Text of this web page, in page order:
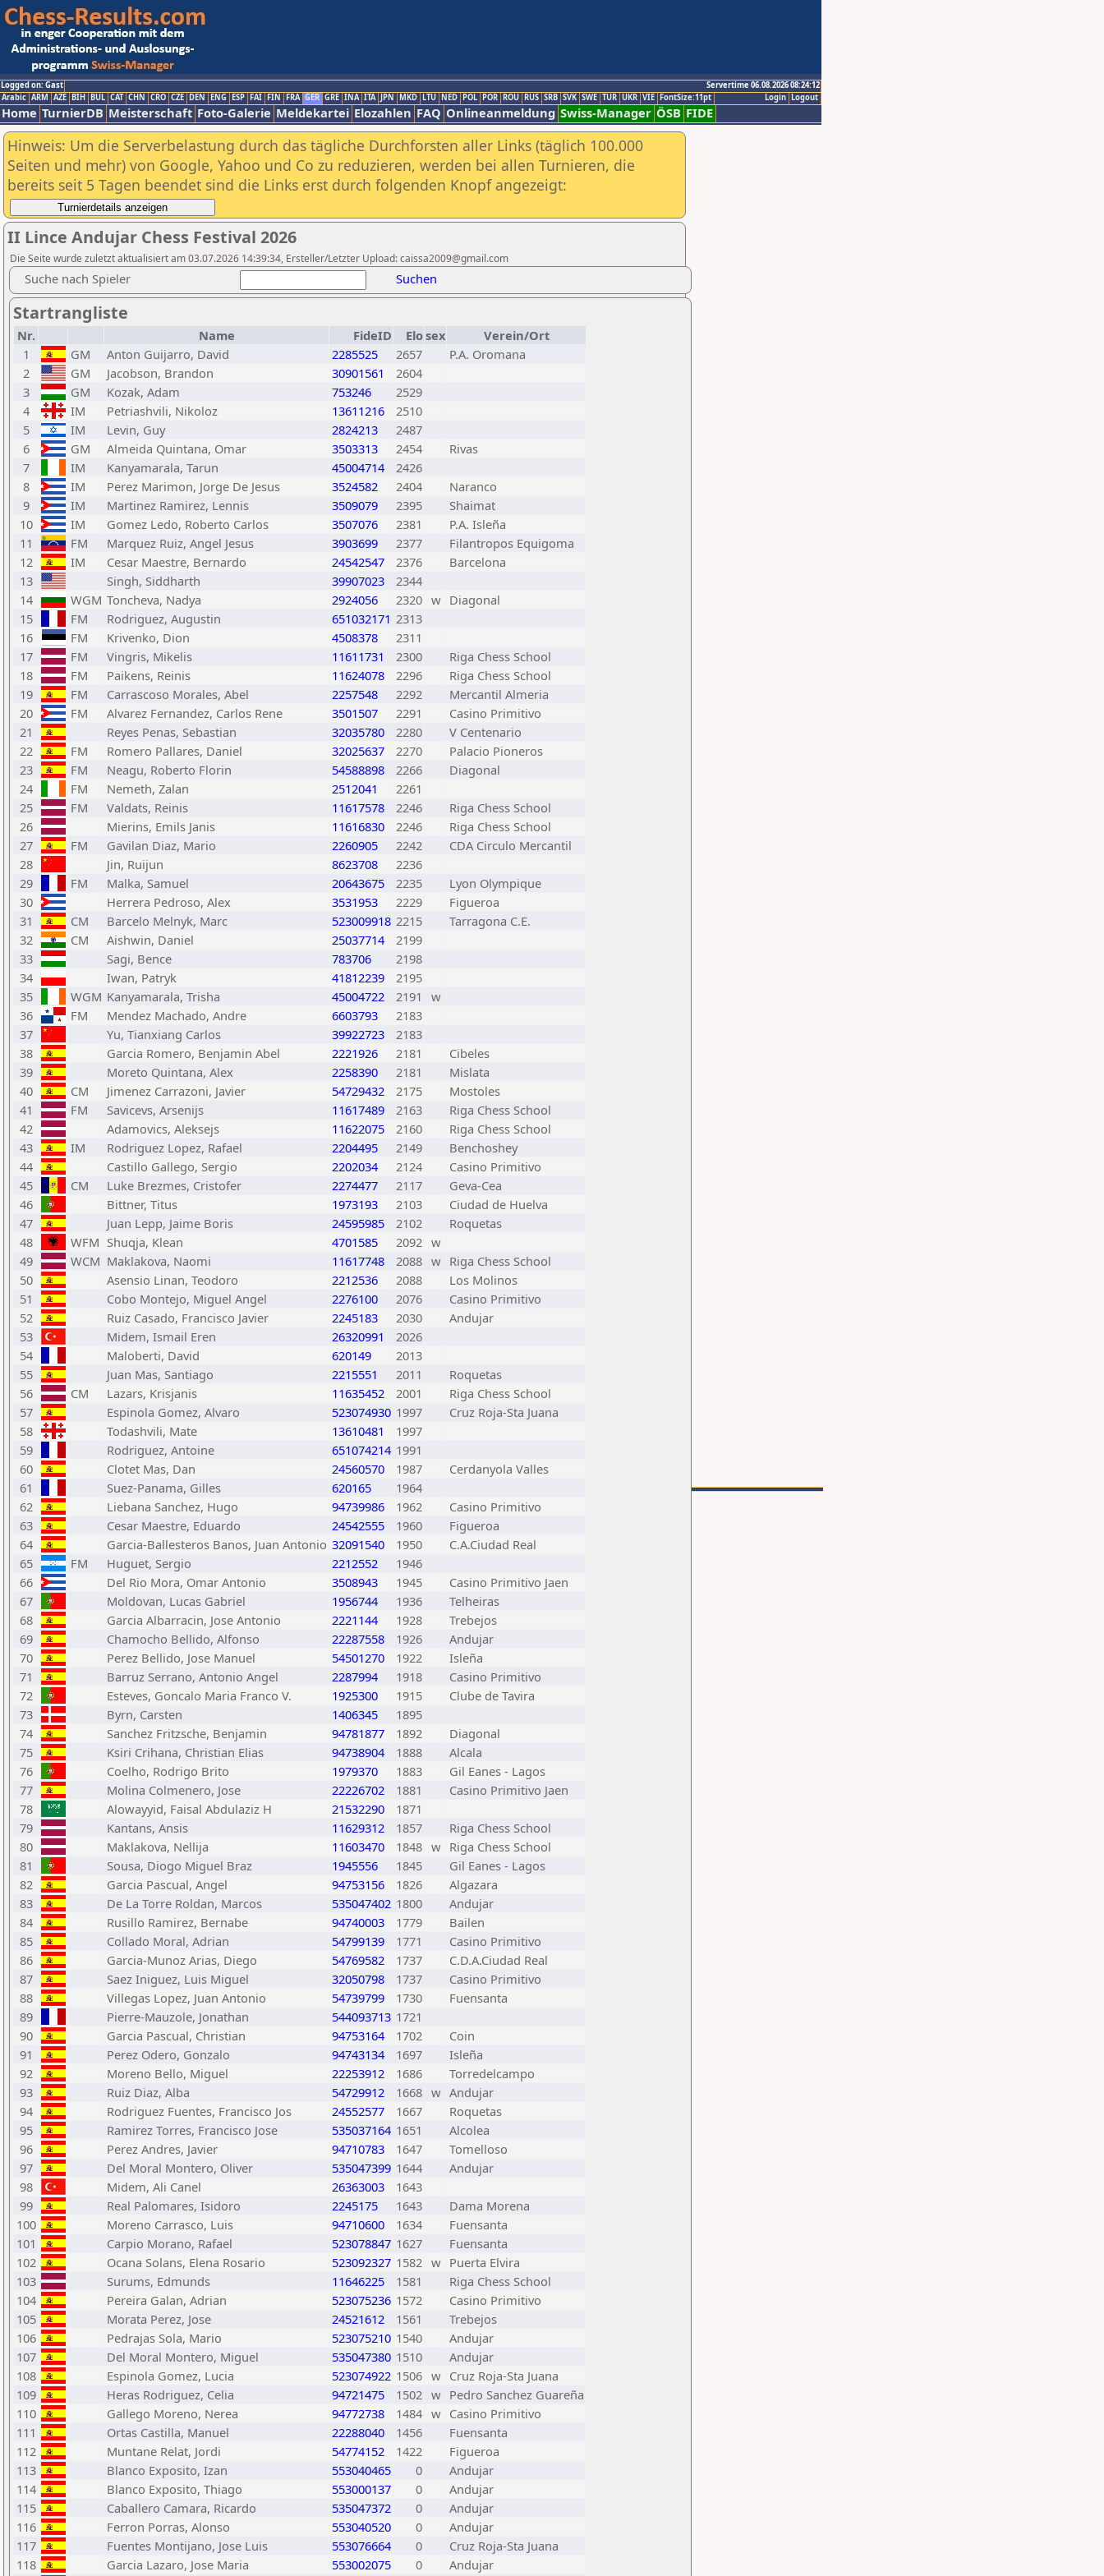
Logged on: Gast
Servertime 06.08.2026 08:24:12
Logout
Login
Arabic ARM AZE BIH BUL CAT CHN CRO CZE DEN ENG ESP FAI FIN FRA GER GRE INA ITA JPN MKD LTU NED POL POR ROU RUS SRB SVK SWE TUR UKR VIE FontSize:11pt
Home TurnierDB Meisterschaft Foto-Galerie Meldekartei Elozahlen FAQ Onlineanmeldung Swiss-Manager ÖSB FIDE
Hinweis: Um die Serverbelastung durch das tägliche Durchforsten aller Links (täglich 100.000
Seiten und mehr) von Google, Yahoo und Co zu reduzieren, werden bei allen Turnieren, die
bereits seit 5 Tagen beendet sind die Links erst durch folgenden Knopf angezeigt:
II Lince Andujar Chess Festival 2026
Die Seite wurde zuletzt aktualisiert am 03.07.2026 14:39:34, Ersteller/Letzter Upload: caissa2009@gmail.com
Suche nach Spieler Suchen
Startrangliste
Nr. Name FideID Elosex
Verein/Ort
1
GM Anton Guijarro, David 2285525 2657
P.A. Oromana
2
GM Jacobson, Brandon 30901561
2604
3
GM Kozak, Adam 753246
2529
4
IM Petriashvili, Nikoloz 13611216
2510
5
IM Levin, Guy 2824213
2487
6
GM Almeida Quintana, Omar 3503313 2454
Rivas
7
IM Kanyamarala, Tarun 45004714
2426
8
IM Perez Marimon, Jorge De Jesus 3524582 2404
Naranco
9
IM Martinez Ramirez, Lennis 3509079 2395
Shaimat
10
IM Gomez Ledo, Roberto Carlos 3507076 2381
P.A. Isleña
11
FM Marquez Ruiz, Angel Jesus 3903699 2377
Filantropos Equigoma
12
IM Cesar Maestre, Bernardo 24542547 2376
Barcelona
13
Singh, Siddharth 39907023
2344
14
WGM Toncheva, Nadya 2924056 2320 w Diagonal
15
FM Rodriguez, Augustin 651032171 2313
16
FM Krivenko, Dion 4508378
2311
17
FM Vingris, Mikelis 11611731 2300
Riga Chess School
18
FM Paikens, Reinis 11624078 2296
Riga Chess School
19
FM Carrascoso Morales, Abel 2257548 2292
Mercantil Almeria
20
FM Alvarez Fernandez, Carlos Rene 3501507 2291
Casino Primitivo
21
Reyes Penas, Sebastian 32035780 2280
V Centenario
22
FM Romero Pallares, Daniel 32025637 2270
Palacio Pioneros
23
FM Neagu, Roberto Florin 54588898 2266
Diagonal
24
FM Nemeth, Zalan 2512041
2261
25
FM Valdats, Reinis 11617578 2246
Riga Chess School
26
Mierins, Emils Janis 11616830 2246
Riga Chess School
27
FM Gavilan Diaz, Mario 2260905 2242
CDA Circulo Mercantil
28
Jin, Ruijun 8623708
2236
29
FM Malka, Samuel 20643675 2235
Lyon Olympique
30
Herrera Pedroso, Alex 3531953 2229
Figueroa
31
CM Barcelo Melnyk, Marc 523009918 2215
Tarragona C.E.
32
CM Aishwin, Daniel 25037714
2199
33
Sagi, Bence 783706
2198
34
Iwan, Patryk 41812239
2195
35
WGM Kanyamarala, Trisha 45004722 2191
w
36
FM Mendez Machado, Andre 6603793
2183
37
Yu, Tianxiang Carlos 39922723
2183
38
Garcia Romero, Benjamin Abel 2221926 2181
Cibeles
39
Moreto Quintana, Alex 2258390 2181
Mislata
40
CM Jimenez Carrazoni, Javier 54729432 2175
Mostoles
41
FM Savicevs, Arsenijs 11617489 2163
Riga Chess School
42
Adamovics, Aleksejs 11622075 2160
Riga Chess School
43
IM Rodriguez Lopez, Rafael 2204495 2149
Benchoshey
44
Castillo Gallego, Sergio 2202034 2124
Casino Primitivo
45
CM Luke Brezmes, Cristofer 2274477 2117
Geva-Cea
46
Bittner, Titus 1973193 2103
Ciudad de Huelva
47
Juan Lepp, Jaime Boris 24595985 2102
Roquetas
48
WFM Shuqja, Klean 4701585 2092 w
49
WCM Maklakova, Naomi 11617748 2088 w Riga Chess School
50
Asensio Linan, Teodoro 2212536 2088
Los Molinos
51
Cobo Montejo, Miguel Angel 2276100 2076
Casino Primitivo
52
Ruiz Casado, Francisco Javier 2245183 2030
Andujar
53
Midem, Ismail Eren 26320991
2026
54
Maloberti, David 620149
2013
55
Juan Mas, Santiago 2215551 2011
Roquetas
56
CM Lazars, Krisjanis 11635452 2001
Riga Chess School
57
Espinola Gomez, Alvaro 523074930 1997
Cruz Roja-Sta Juana
58
Todashvili, Mate 13610481
1997
59
Rodriguez, Antoine 651074214 1991
60
Clotet Mas, Dan 24560570 1987
Cerdanyola Valles
61
Suez-Panama, Gilles 620165
1964
62
Liebana Sanchez, Hugo 94739986 1962
Casino Primitivo
63
Cesar Maestre, Eduardo 24542555 1960
Figueroa
64
Garcia-Ballesteros Banos, Juan Antonio 32091540 1950
C.A.Ciudad Real
65
FM Huguet, Sergio 2212552
1946
66
Del Rio Mora, Omar Antonio 3508943 1945
Casino Primitivo Jaen
67
Moldovan, Lucas Gabriel 1956744 1936
Telheiras
68
Garcia Albarracin, Jose Antonio 2221144 1928
Trebejos
69
Chamocho Bellido, Alfonso 22287558 1926
Andujar
70
Perez Bellido, Jose Manuel 54501270 1922
Isleña
71
Barruz Serrano, Antonio Angel 2287994 1918
Casino Primitivo
72
Esteves, Goncalo Maria Franco V. 1925300 1915
Clube de Tavira
73
Byrn, Carsten 1406345
1895
74
Sanchez Fritzsche, Benjamin 94781877 1892
Diagonal
75
Ksiri Crihana, Christian Elias 94738904 1888
Alcala
76
Coelho, Rodrigo Brito 1979370 1883
Gil Eanes - Lagos
77
Molina Colmenero, Jose 22226702 1881
Casino Primitivo Jaen
78
Alowayyid, Faisal Abdulaziz H 21532290
1871
79
Kantans, Ansis 11629312 1857
Riga Chess School
80
Maklakova, Nellija 11603470 1848 w Riga Chess School
81
Sousa, Diogo Miguel Braz 1945556 1845
Gil Eanes - Lagos
82
Garcia Pascual, Angel 94753156 1826
Algazara
83
De La Torre Roldan, Marcos 535047402 1800
Andujar
84
Rusillo Ramirez, Bernabe 94740003 1779
Bailen
85
Collado Moral, Adrian 54799139 1771
Casino Primitivo
86
Garcia-Munoz Arias, Diego 54769582 1737
C.D.A.Ciudad Real
87
Saez Iniguez, Luis Miguel 32050798 1737
Casino Primitivo
88
Villegas Lopez, Juan Antonio 54739799 1730
Fuensanta
89
Pierre-Mauzole, Jonathan 544093713 1721
90
Garcia Pascual, Christian 94753164 1702
Coin
91
Perez Odero, Gonzalo 94743134 1697
Isleña
92
Moreno Bello, Miguel 22253912 1686
Torredelcampo
93
Ruiz Diaz, Alba 54729912 1668 w Andujar
94
Rodriguez Fuentes, Francisco Jos 24552577 1667
Roquetas
95
Ramirez Torres, Francisco Jose 535037164 1651
Alcolea
96
Perez Andres, Javier 94710783 1647
Tomelloso
97
Del Moral Montero, Oliver 535047399 1644
Andujar
98
Midem, Ali Canel 26363003
1643
99
Real Palomares, Isidoro 2245175 1643
Dama Morena
100
Moreno Carrasco, Luis 94710600 1634
Fuensanta
101
Carpio Morano, Rafael 523078847 1627
Fuensanta
102
Ocana Solans, Elena Rosario 523092327 1582 w Puerta Elvira
103
Surums, Edmunds 11646225 1581
Riga Chess School
104
Pereira Galan, Adrian 523075236 1572
Casino Primitivo
105
Morata Perez, Jose 24521612 1561
Trebejos
106
Pedrajas Sola, Mario 523075210 1540
Andujar
107
Del Moral Montero, Miguel 535047380 1510
Andujar
108
Espinola Gomez, Lucia 523074922 1506 w Cruz Roja-Sta Juana
109
Heras Rodriguez, Celia 94721475 1502 w Pedro Sanchez Guareña
110
Gallego Moreno, Nerea 94772738 1484 w Casino Primitivo
111
Ortas Castilla, Manuel 22288040 1456
Fuensanta
112
Muntane Relat, Jordi 54774152 1422
Figueroa
113
Blanco Exposito, Izan 553040465 0
Andujar
114
Blanco Exposito, Thiago 553000137 0
Andujar
115
Caballero Camara, Ricardo 535047372 0
Andujar
116
Ferron Porras, Alonso 553040520 0
Andujar
117
Fuentes Montijano, Jose Luis 553076664 0
Cruz Roja-Sta Juana
118
Garcia Lazaro, Jose Maria 553002075 0
Andujar